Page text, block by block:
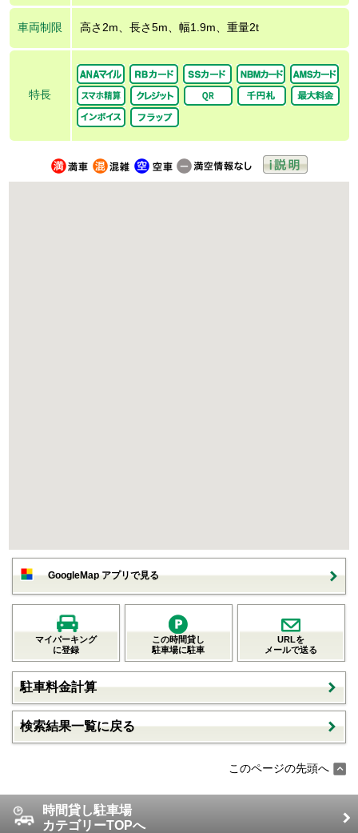
車両制限 高さ2m、長さ5m、幅1.9m、重量2t
特長
GoogleMap アプリで見る
マイパーキング
に登録
この時間貸し
駐車場に駐車
URLを
メールで送る
駐車料金計算
検索結果一覧に戻る
このページの先頭へ
時間貸し駐車場
カテゴリーTOPへ